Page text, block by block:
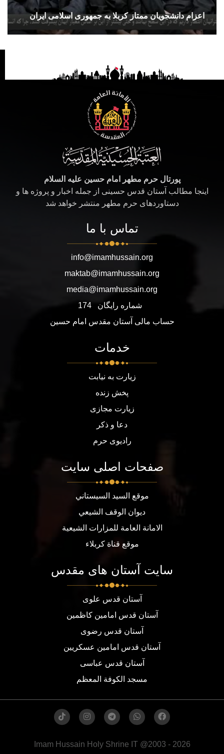
اعزام دانشجویان ممتاز کربلا به جمهوری اسلامی ایران
پورتال حرم مطهر امام حسین علیه السلام
اینجا مطالب آستان قدس حسینی از جمله اخبار و پروژه ها و
دستاوردهای حرم مطهر منتشر خواهد شد
تماس با ما
info@imamhussain.org
maktab@imamhussain.org
media@imamhussain.org
شماره رایگان
174
حساب مالی آستان مقدس امام حسین
خدمات
زیارت به نیابت
پخش زنده
زیارت مجازی
دعا و ذکر
رادیوی حرم
صفحات اصلی سایت
موقع السيد السيستاني
ديوان الوقف الشيعي
الامانة العامة للمزارات الشيعية
موقع قناة كربلاء
سایت آستان های مقدس
آستان قدس علوی
آستان قدس امامین کاظمین
آستان قدس رضوی
آستان قدس امامین عسکریین
آستان قدس عباسی
مسجد الكوفة المعظم
Imam Hussain Holy Shrine IT @2003 - 2026